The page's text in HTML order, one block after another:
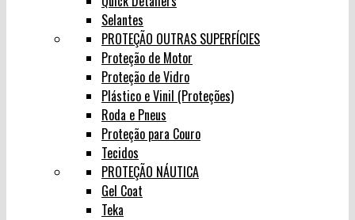
Selantes
PROTEÇÃO OUTRAS SUPERFÍCIES
Proteção de Motor
Proteção de Vidro
Plástico e Vinil (Proteções)
Roda e Pneus
Proteção para Couro
Tecidos
PROTEÇÃO NÁUTICA
Gel Coat
Teka